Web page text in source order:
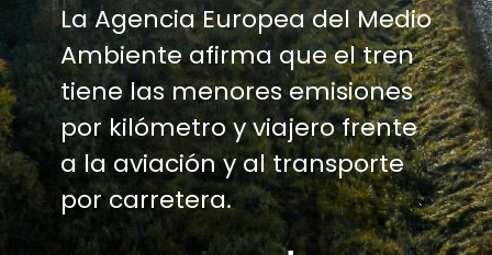
La Agencia Europea del Medio
Ambiente afirma que el tren
tiene las menores emisiones
por kilómetro y viajero frente
a la aviación y al transporte
por carretera.